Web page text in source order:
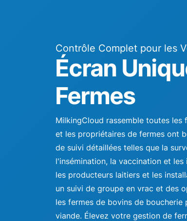
Contrôle Complet pour les
Écran
Fermes
MilkingCloud rassemble toutes
et les propriétaires de fermes ont
de suivi détaillées telles que la
l'insémination, la vaccination et
les producteurs laitiers et les
un suivi de groupe en vrac et des
les fermes de bovins de
viande. Élevez votre gestion de